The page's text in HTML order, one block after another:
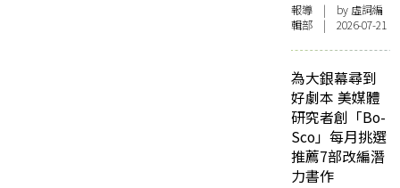
報導 | by 虛詞編
輯部 | 2026-07-21
為大銀幕尋到
好劇本 美媒體
研究者創「Bo-
Sco」每月挑選
推薦7部改編潛
力書作